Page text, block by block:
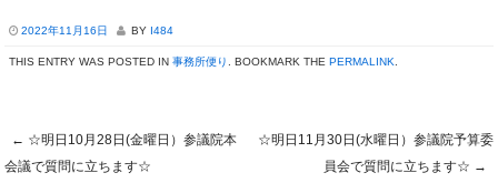
2022年11月16日 BY I484
THIS ENTRY WAS POSTED IN 事務所便り . BOOKMARK THE PERMALINK
Post navigation
← ☆明日10月28日(金曜日）参議院本
会議で質問に立ちます☆
☆明日11月30日(水曜日）参議院予算委
員会で質問に立ちます☆ →